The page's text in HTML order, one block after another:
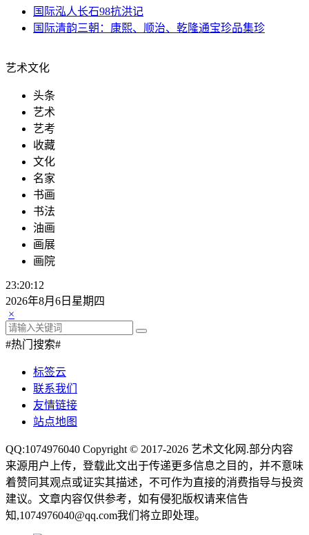
国际泓人长石98抗洪记
国际清韵三朝：康熙、顺治、乾隆通宝珍品集珍
艺术文化
头条
艺术
艺考
收藏
文化
名家
书画
书法
油画
画展
画院
23:20:15
2026年8月6日星期四
×
#热门搜索#
标签云
联系我们
友情链接
站点地图
QQ:1074976040 Copyright © 2017-2026 艺术文化网 .部分内容
来源用户上传，登载此文出于传递更多信息之目的，并不意味
着赞同其观点或证实其描述，不可作为直接的消费指导与投资
建议。文章内容仅供参考，如有侵犯版权请来信告
知,1074976040@qq.com我们将立即处理。